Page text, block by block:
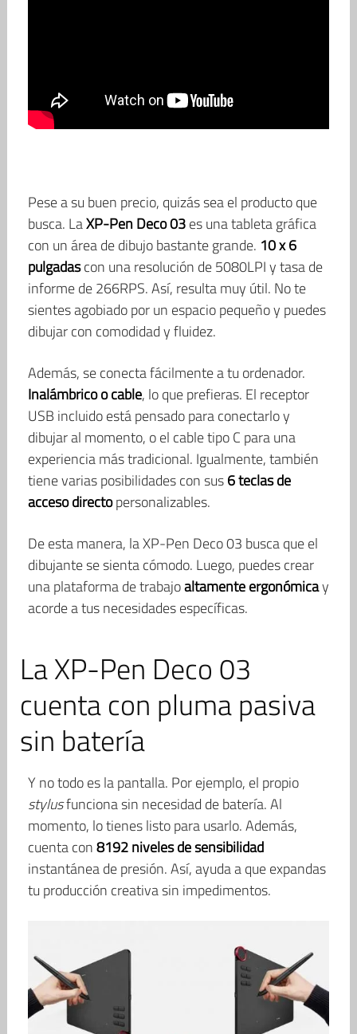
Pese a su buen precio, quizás sea el producto que
busca. LaXP-Pen Deco 03es una tableta gráfica
con un área de dibujo bastante grande. 10 x 6
pulgadascon una resolución de 5080LPI y tasa de
informe de 266RPS. Así, resulta muy útil. No te
sientes agobiado por un espacio pequeño y puedes
dibujar con comodidad y fluidez.
Además, se conecta fácilmente a tu ordenador.
Inalámbrico o cable, lo que prefieras. El receptor
USB incluido está pensado para conectarlo y
dibujar al momento, o el cable tipo C para una
experiencia más tradicional. Igualmente, también
tiene varias posibilidades con sus6 teclas de
acceso directopersonalizables.
De esta manera, la XP-Pen Deco 03 busca que el
dibujante se sienta cómodo. Luego, puedes crear
una plataforma de trabajoaltamente ergonómicay
acorde a tus necesidades específicas.
La XP-Pen Deco 03
cuenta con pluma pasiva
sin batería
Y no todo es la pantalla. Por ejemplo, el propio
stylusfunciona sin necesidad de batería. Al
momento, lo tienes listo para usarlo. Además,
cuenta con8192 niveles de sensibilidad
instantánea de presión. Así, ayuda a que expandas
tu producción creativa sin impedimentos.